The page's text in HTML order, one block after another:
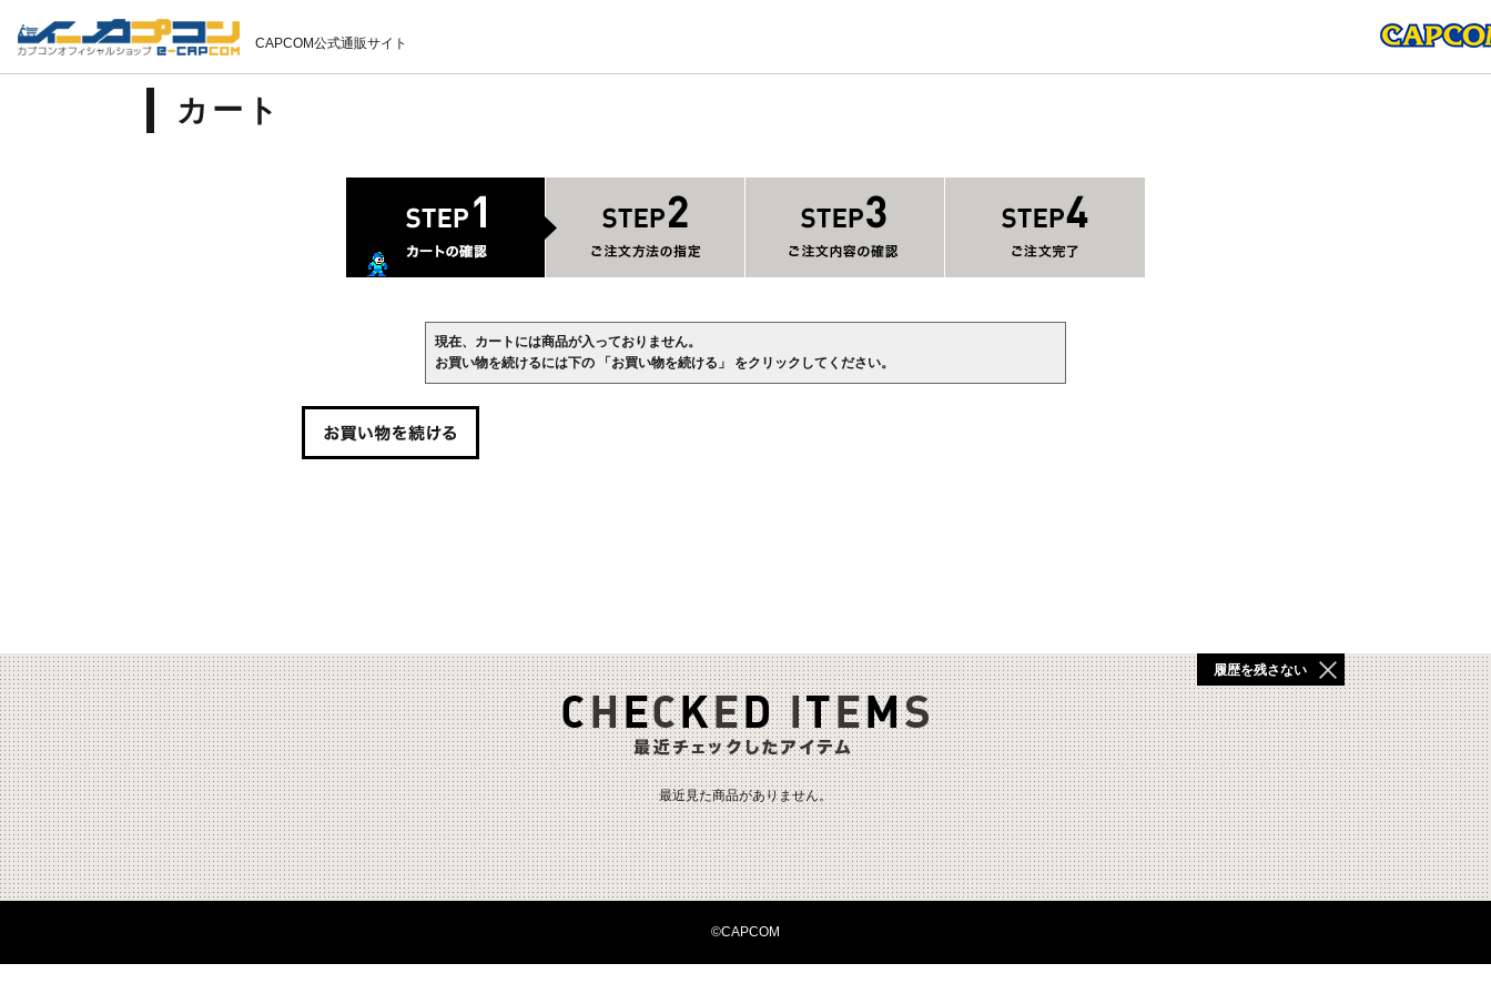
CAPCOM公式通販サイト
カート
現在、カートには商品が入っておりません。
お買い物を続けるには下の 「お買い物を続ける」 をクリックしてください。
最近見た商品がありません。
履歴を残さない
©CAPCOM